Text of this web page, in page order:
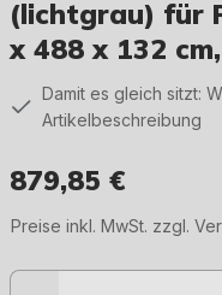
(lichtgrau) für
x 488 x 132
Damit es gleich sitzt:
Artikelbeschreibung
879,85 €
Preise inkl. MwSt. zzgl.
Produkt Anzahl: Gib den